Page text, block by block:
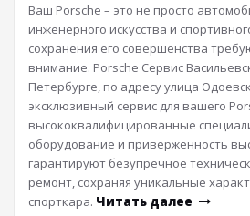
Ваш Porsche – это не просто
инженерного искусства и
сохранения его совершенства
внимание. Porsche Сервис
Петербурге, по адресу улица
эксклюзивный сервис для вашего
высококвалифицированные
оборудование и приверженность
гарантируют безупречное
ремонт, сохраняя уникальные
спорткара. Читать далее